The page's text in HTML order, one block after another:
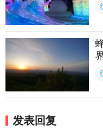
发表回复